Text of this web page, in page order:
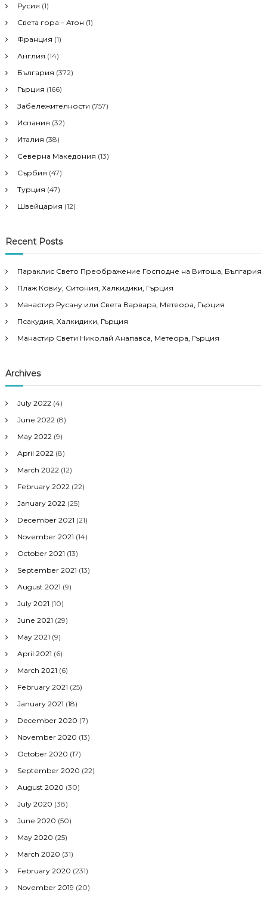
Русия (1)
Света гора – Атон (1)
Франция (1)
Англия (14)
България (372)
Гърция (166)
Забележителности (757)
Испания (32)
Италия (38)
Северна Македония (13)
Сърбия (47)
Турция (47)
Швейцария (12)
Recent Posts
Параклис Свето Преображение Господне на Витоша, България
Плаж Ковиу, Ситония, Халкидики, Гърция
Манастир Русану или Света Варвара, Метеора, Гърция
Псакудия, Халкидики, Гърция
Манастир Свети Николай Анапавса, Метеора, Гърция
Archives
July 2022 (4)
June 2022 (8)
May 2022 (9)
April 2022 (8)
March 2022 (12)
February 2022 (22)
January 2022 (25)
December 2021 (21)
November 2021 (14)
October 2021 (13)
September 2021 (13)
August 2021 (9)
July 2021 (10)
June 2021 (29)
May 2021 (9)
April 2021 (6)
March 2021 (6)
February 2021 (25)
January 2021 (18)
December 2020 (7)
November 2020 (13)
October 2020 (17)
September 2020 (22)
August 2020 (30)
July 2020 (38)
June 2020 (50)
May 2020 (25)
March 2020 (31)
February 2020 (231)
November 2019 (20)